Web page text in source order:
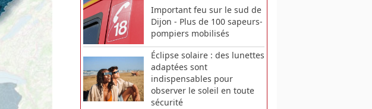
Important feu sur le sud de
Dijon - Plus de 100 sapeurs-
pompiers mobilisés
Éclipse solaire : des lunettes
adaptées sont
indispensables pour
observer le soleil en toute
sécurité